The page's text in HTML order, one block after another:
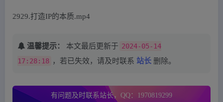
2929.打造IP的本质.mp4
温馨提示： 本文最后更新于 2024-05-14
17:28:18 ，若已失效，请及时联系 站长 删除。
有问题及时联系站长，QQ：1970819299